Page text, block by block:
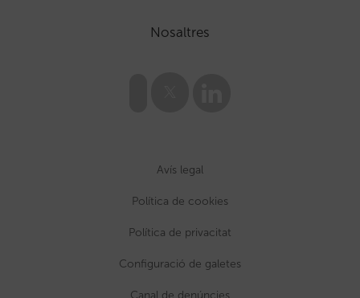
Nosaltres
Avís legal
Política de cookies
Política de privacitat
Configuració de galetes
Canal de denúncies